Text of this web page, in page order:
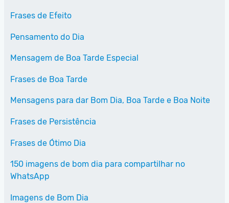
Frases de Efeito
Pensamento do Dia
Mensagem de Boa Tarde Especial
Frases de Boa Tarde
Mensagens para dar Bom Dia, Boa Tarde e Boa Noite
Frases de Persistência
Frases de Ótimo Dia
150 imagens de bom dia para compartilhar no
WhatsApp
Imagens de Bom Dia